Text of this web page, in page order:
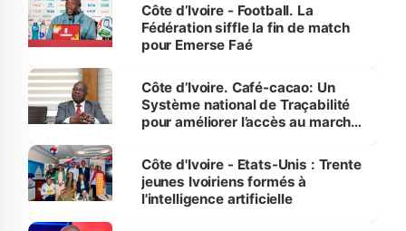
Côte d’Ivoire - Football. La
Fédération siffle la fin de match
pour Emerse Faé
Côte d’Ivoire. Café-cacao: Un
Système national de Traçabilité
pour améliorer l’accès au marché
Côte d'Ivoire - Etats-Unis : Trente
jeunes Ivoiriens formés à
l'intelligence artificielle